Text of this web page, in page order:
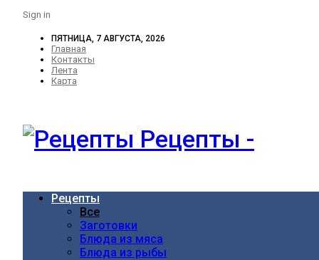
Sign in
ПЯТНИЦА, 7 АВГУСТА, 2026
Главная
Контакты
Лента
Карта
Рецепты -
Рецепты
Все
Заготовки
Блюда из мяса
Блюда из рыбы